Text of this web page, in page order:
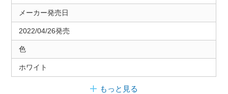
メーカー発売日
2022/04/26発売
色
ホワイト
もっと見る